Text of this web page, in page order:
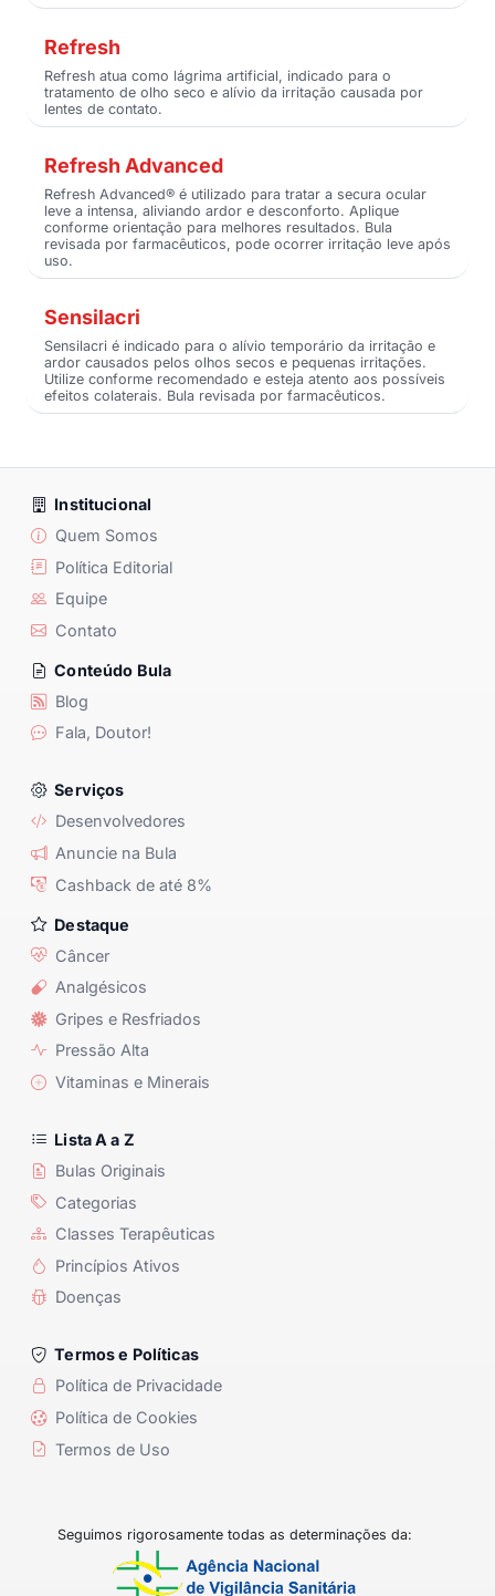
Refresh
Refresh atua como lágrima artificial, indicado para o
tratamento de olho seco e alívio da irritação causada por
lentes de contato.
Refresh Advanced
Refresh Advanced® é utilizado para tratar a secura ocular
leve a intensa, aliviando ardor e desconforto. Aplique
conforme orientação para melhores resultados. Bula
revisada por farmacêuticos, pode ocorrer irritação leve após
uso.
Sensilacri
Sensilacri é indicado para o alívio temporário da irritação e
ardor causados pelos olhos secos e pequenas irritações.
Utilize conforme recomendado e esteja atento aos possíveis
efeitos colaterais. Bula revisada por farmacêuticos.
Institucional
Quem Somos
Política Editorial
Equipe
Contato
Conteúdo Bula
Blog
Fala, Doutor!
Serviços
Desenvolvedores
Anuncie na Bula
Cashback de até 8%
Destaque
Câncer
Analgésicos
Gripes e Resfriados
Pressão Alta
Vitaminas e Minerais
Lista A a Z
Bulas Originais
Categorias
Classes Terapêuticas
Princípios Ativos
Doenças
Termos e Políticas
Política de Privacidade
Política de Cookies
Termos de Uso
Seguimos rigorosamente todas as determinações da: